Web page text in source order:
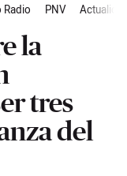
Radio PNV
la
tres
del